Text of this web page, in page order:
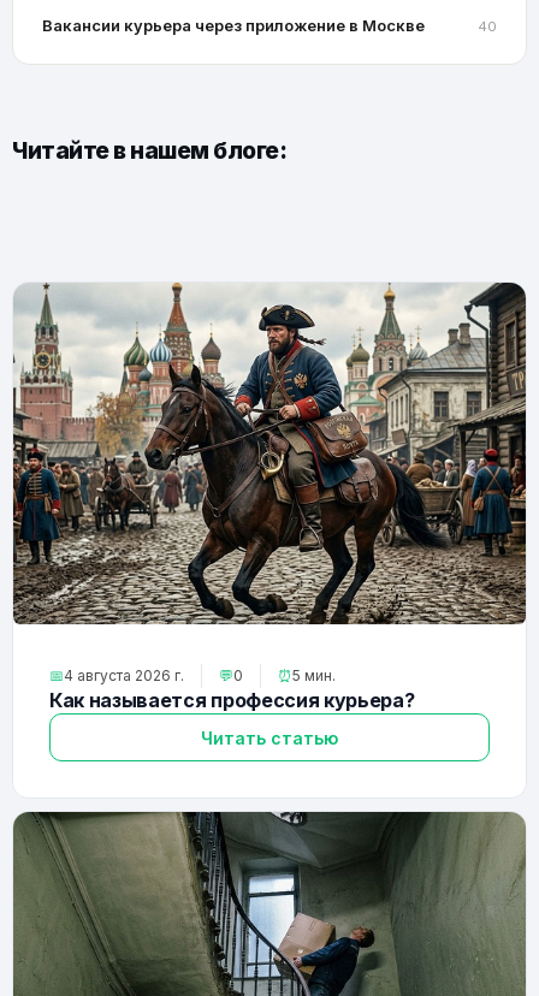
Вакансии курьера через приложение в Москве 40
Читайте в нашем блоге:
📅4 августа 2026 г. 💬0 ⏰5 мин.
Как называется профессия курьера?
Читать статью